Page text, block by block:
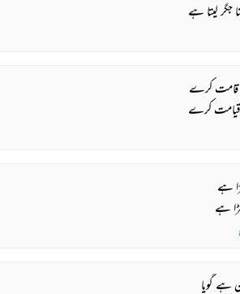
جگر لیتا ہے
قامت کرے
قیامت کرے
ہے
ہے
گویا